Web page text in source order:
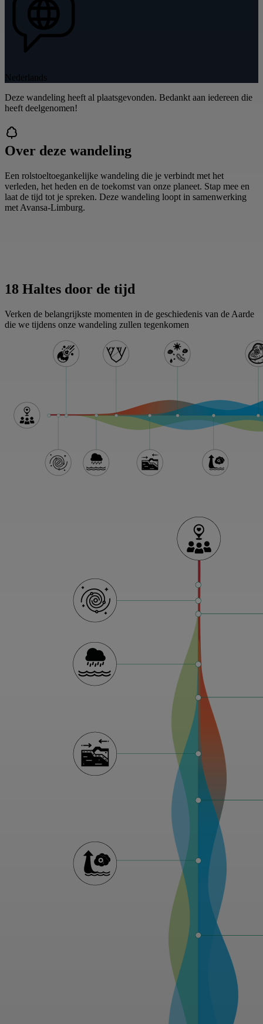
Nederlands
Deze wandeling heeft al plaatsgevonden. Bedankt aan iedereen die
heeft deelgenomen!
Over deze wandeling
Een rolstoeltoegankelijke wandeling die je verbindt met het
verleden, het heden en de toekomst van onze planeet. Stap mee en
laat de tijd tot je spreken. Deze wandeling loopt in samenwerking
met Avansa-Limburg.
18 Haltes door de tijd
Verken de belangrijkste momenten in de geschiedenis van de Aarde
die we tijdens onze wandeling zullen tegenkomen